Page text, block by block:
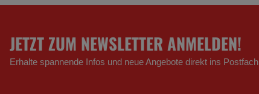
JETZT ZUM NEWSLETTER ANMELDEN!
Erhalte spannende Infos und neue Angebote direkt ins Postfach